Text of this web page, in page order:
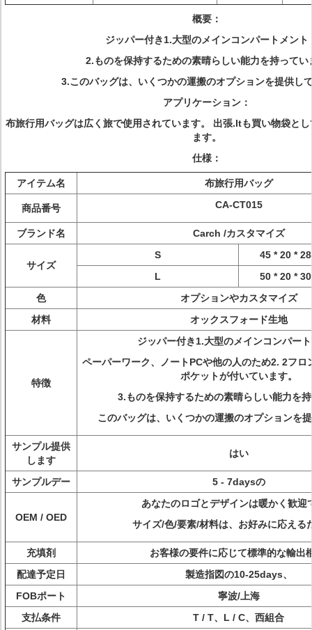
概要：
ジッパー付き1.大型のメインコンパートメント
2.ものを保持するための素晴らしい能力を持ってい
3.このバッグは、いくつかの運搬のオプションを提供し
アプリケーション：
布旅行用バッグは広く旅で使用されています。 出張.Itも買い物袋と
ます。
仕様：
アイテム名 布旅行用バッグ
商品番号 CA-CT015
ブランド名 Carch /カスタマイズ
サイズ
S
45 * 20 *
L
50 * 20 *
色
オプションやカスタマイズ
材料
オックスフォード生地
特徴
ジッパー付き1.大型のメインコンパー
ペーパーワーク、ノートPCや他の人のため2. 2フロ
ポケットが付いています。
3.ものを保持するための素晴らしい能力を
このバッグは、いくつかの運搬のオプションを
サンプル提供
します
はい
サンプルデー 5 - 7daysの
OEM / OED
あなたのロゴとデザインは暖かく歓迎
サイズ/色/要素/材料は、お好みに応える
充填剤
お客様の要件に応じて標準的な輸出
配達予定日
製造指図の10-25days、
FOBポート
寧波/上海
支払条件
T / T、L / C、西組合